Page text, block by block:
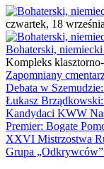
czwartek, 18
Bohaterski,
Kompleks
Zapomniany
Debata w
Łukasz
Kandydaci KWW
Premier: Bogate
XXVI Mistrzostwa
Grupa